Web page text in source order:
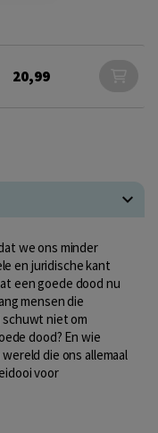
20,99
we ons minder
en juridische kant
een goede dood nu
mensen die
niet om
dood? En wie
die ons allemaal
voor